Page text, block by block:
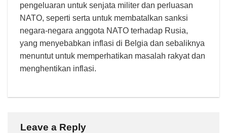
pengeluaran untuk senjata militer dan perluasan
NATO, seperti serta untuk membatalkan sanksi
negara-negara anggota NATO terhadap Rusia,
yang menyebabkan inflasi di Belgia dan sebaliknya
menuntut untuk memperhatikan masalah rakyat dan
menghentikan inflasi.
Leave a Reply